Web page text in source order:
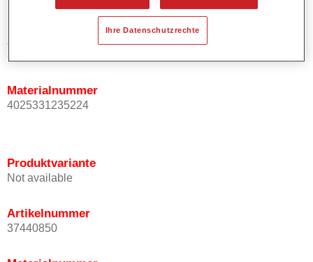
Artikelnummer
37140851
Materialnummer
4025331235224
Produktvariante
Not available
Artikelnummer
37440850
Ihre Datenschutzrechte